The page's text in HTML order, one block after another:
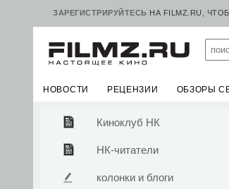
ЗАРЕГИСТРИРУЙТЕСЬ НА FILMZ.RU,
НОВОСТИ РЕЦЕНЗИИ ОБЗОРЫ
Киноклуб НК
НК-читатели
колонки и блоги